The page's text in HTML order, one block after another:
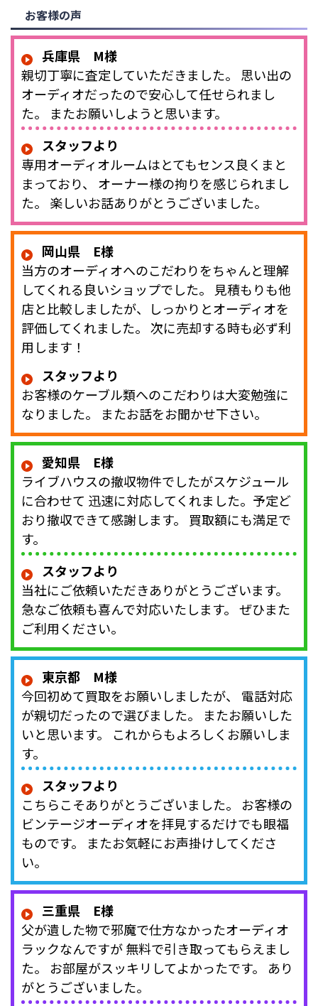
お客様の声
兵庫県 M様
親切丁寧に査定していただきました。 思い出の
オーディオだったので安心して任せられまし
た。 またお願いしようと思います。
スタッフより
専用オーディオルームはとてもセンス良くまと
まっており、 オーナー様の拘りを感じられまし
た。 楽しいお話ありがとうございました。
岡山県 E様
当方のオーディオへのこだわりをちゃんと理解
してくれる良いショップでした。 見積もりも他
店と比較しましたが、しっかりとオーディオを
評価してくれました。 次に売却する時も必ず利
用します！
スタッフより
お客様のケーブル類へのこだわりは大変勉強に
なりました。 またお話をお聞かせ下さい。
愛知県 E様
ライブハウスの撤収物件でしたがスケジュール
に合わせて 迅速に対応してくれました。予定ど
おり撤収できて感謝します。 買取額にも満足で
す。
スタッフより
当社にご依頼いただきありがとうございます。
急なご依頼も喜んで対応いたします。 ぜひまた
ご利用ください。
東京都 M様
今回初めて買取をお願いしましたが、 電話対応
が親切だったので選びました。 またお願いした
いと思います。 これからもよろしくお願いしま
す。
スタッフより
こちらこそありがとうございました。 お客様の
ビンテージオーディオを拝見するだけでも眼福
ものです。 またお気軽にお声掛けしてくださ
い。
三重県 E様
父が遺した物で邪魔で仕方なかったオーディオ
ラックなんですが 無料で引き取ってもらえまし
た。 お部屋がスッキリしてよかったです。 あり
がとうございました。